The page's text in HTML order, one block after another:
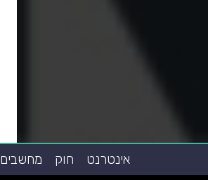
אינטרנט חוק מחשבים